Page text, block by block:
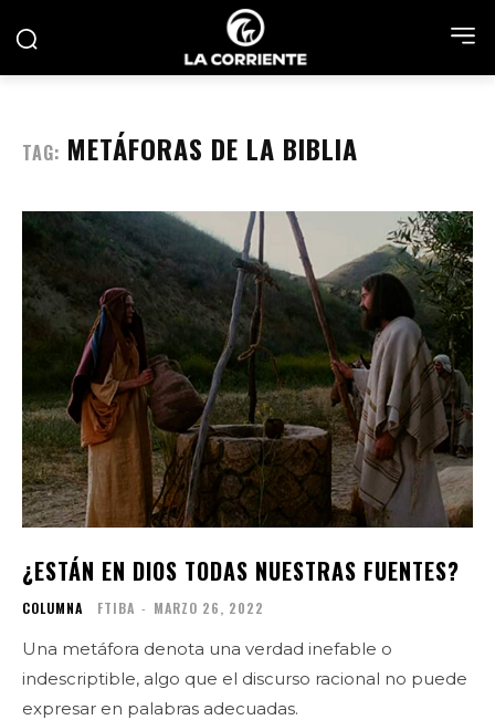
TAG: METÁFORAS DE LA BIBLIA
¿ESTÁN EN DIOS TODAS NUESTRAS FUENTES?
COLUMNA FTIBA - MARZO 26, 2022
Una metáfora denota una verdad inefable o
indescriptible, algo que el discurso racional no puede
expresar en palabras adecuadas.